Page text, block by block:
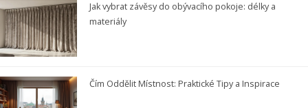
Jak vybrat závěsy do obývacího pokoje: délky a
materiály
Čím Oddělit Místnost: Praktické Tipy a Inspirace